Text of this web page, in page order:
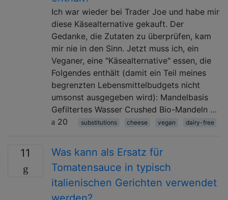
Ich war wieder bei Trader Joe und habe mir
diese Käsealternative gekauft. Der
Gedanke, die Zutaten zu überprüfen, kam
mir nie in den Sinn. Jetzt muss ich, ein
Veganer, eine "Käsealternative" essen, die
Folgendes enthält (damit ein Teil meines
begrenzten Lebensmittelbudgets nicht
umsonst ausgegeben wird): Mandelbasis
Gefiltertes Wasser Crushed Bio-Mandeln …
20
substitutions cheese vegan dairy-free
11
Was kann als Ersatz für
Tomatensauce in typisch
italienischen Gerichten verwendet